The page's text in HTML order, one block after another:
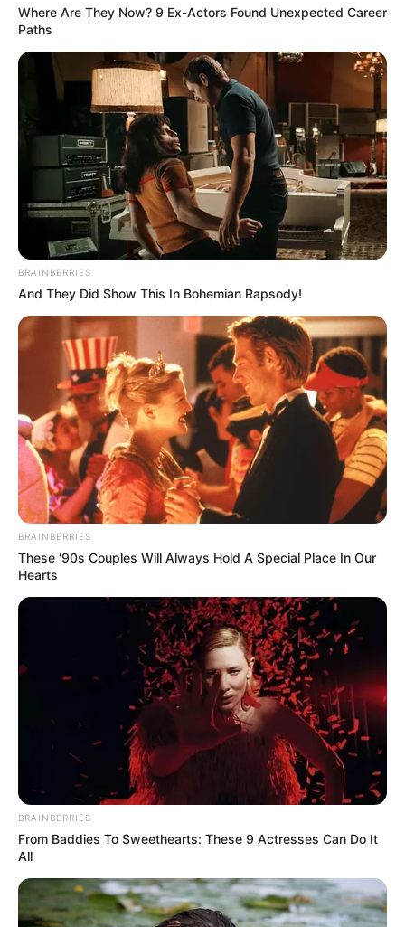
LIHAT ARTIKEL LAINNYA
10 Universitas Terbaik di
Surabaya, Jadi Incaran
Calon Mahasiswa
Sejarah Bataviasche
Nouvelles, Koran Pertama
yang Terbit di Indonesia
Where Are They Now? 9 Ex-Actors Found Unexpected Career
Paths
BRAINBERRIES
And They Did Show This In Bohemian Rapsody!
BRAINBERRIES
These '90s Couples Will Always Hold A Special Place In Our
Hearts
BRAINBERRIES
From Baddies To Sweethearts: These 9 Actresses Can Do It
All